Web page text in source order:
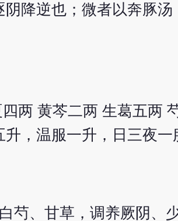
降逆也；微者以奔豚汤
两 黄芩二两 生葛五两
，温服一升，日三夜一
芍、甘草，调养厥阴、